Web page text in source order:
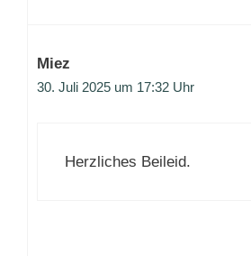
Miez
30. Juli 2025 um 17:32 Uhr
Herzliches Beileid.